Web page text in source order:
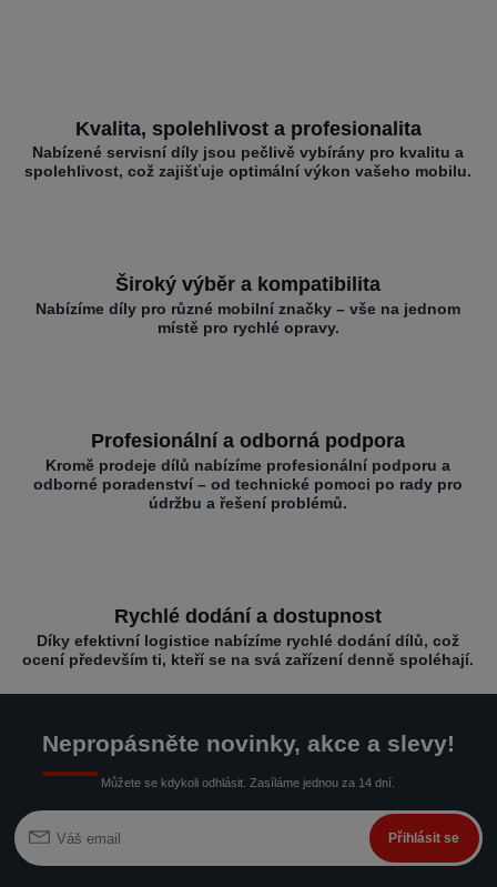
Kvalita, spolehlivost a profesionalita
Nabízené servisní díly jsou pečlivě vybírány pro kvalitu a
spolehlivost, což zajišťuje optimální výkon vašeho mobilu.
Široký výběr a kompatibilita
Nabízíme díly pro různé mobilní značky – vše na jednom
místě pro rychlé opravy.
Profesionální a odborná podpora
Kromě prodeje dílů nabízíme profesionální podporu a
odborné poradenství – od technické pomoci po rady pro
údržbu a řešení problémů.
Rychlé dodání a dostupnost
Díky efektivní logistice nabízíme rychlé dodání dílů, což
ocení především ti, kteří se na svá zařízení denně spoléhají.
Nepropásněte novinky, akce a slevy!
Můžete se kdykoli odhlásit. Zasíláme jednou za 14 dní.
Přihlásit se